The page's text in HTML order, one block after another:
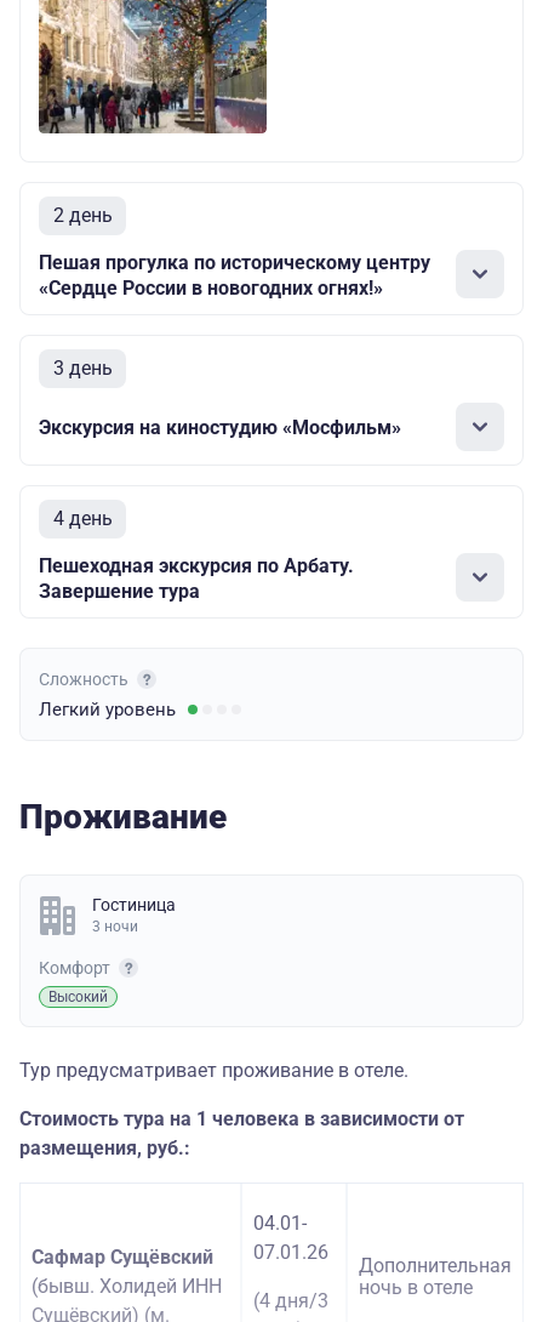
2 день
Пешая прогулка по историческому центру
«Сердце России в новогодних огнях!»
3 день
Экскурсия на киностудию «Мосфильм»
4 день
Пешеходная экскурсия по Арбату.
Завершение тура
Сложность
Легкий уровень
Проживание
Гостиница
3 ночи
Комфорт
Высокий
Тур предусматривает проживание в отеле.
Стоимость тура на 1 человека в зависимости от
размещения, руб.:
Сафмар Сущёвский
(бывш. Холидей ИНН
Сущёвский) (м.
04.01-
07.01.26
(4 дня/3
Дополнительная
ночь в отеле